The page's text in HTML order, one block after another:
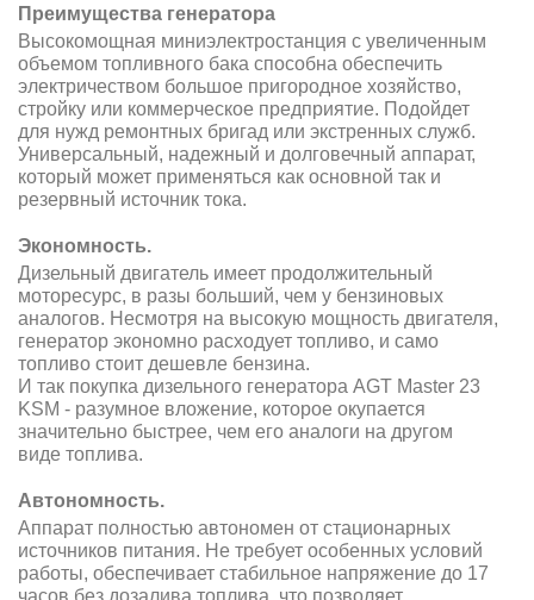
Преимущества генератора
Высокомощная миниэлектростанция с увеличенным
объемом топливного бака способна обеспечить
электричеством большое пригородное хозяйство,
стройку или коммерческое предприятие. Подойдет
для нужд ремонтных бригад или экстренных служб.
Универсальный, надежный и долговечный аппарат,
который может применяться как основной так и
резервный источник тока.
Экономность.
Дизельный двигатель имеет продолжительный
моторесурс, в разы больший, чем у бензиновых
аналогов. Несмотря на высокую мощность двигателя,
генератор экономно расходует топливо, и само
топливо стоит дешевле бензина.
И так покупка дизельного генератора AGT Master 23
KSM - разумное вложение, которое окупается
значительно быстрее, чем его аналоги на другом
виде топлива.
Автономность.
Аппарат полностью автономен от стационарных
источников питания. Не требует особенных условий
работы, обеспечивает стабильное напряжение до 17
часов без дозалива топлива, что позволяет